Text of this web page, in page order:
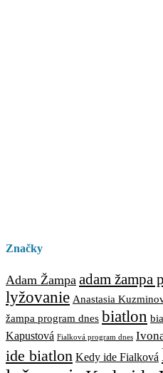
Značky
Adam Žampa adam žampa
lyžovanie Anastasia
žampa program dnes biatlon
Kapustová Fialková program dnes
ide biatlon Kedy ide Fialková